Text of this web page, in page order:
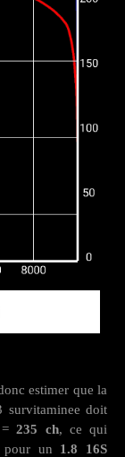
estimer que la
survitaminee doit
=235 ch, ce qui
pour un 1.8 16S